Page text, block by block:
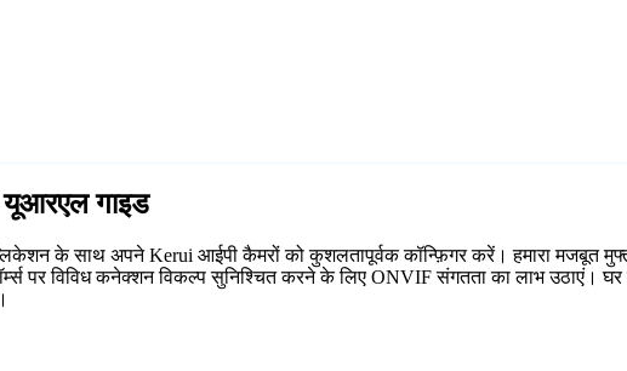
गाइड
के साथ अपने Kerui आईपी कैमरों को कुशलतापूर्वक कॉन्फ़िगर करें। हमारा मजबूत
पर विविध कनेक्शन विकल्प सुनिश्चित करने के लिए ONVIF संगतता का लाभ उठाएं।